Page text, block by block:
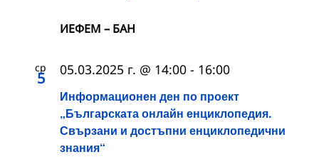
ИЕФЕМ – БАН
ср
5
Информационен ден по проект
„Българската онлайн енциклопедия.
Свързани и достъпни енциклопедични
знания“
05.03.2025 г. @ 14:00 - 16:00